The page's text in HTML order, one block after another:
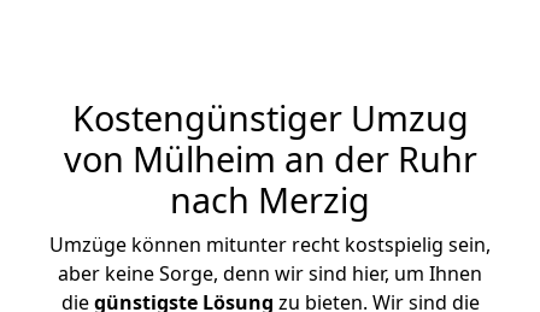
Kostengünstiger Umzug
von Mülheim an der Ruhr
nach Merzig
Umzüge können mitunter recht kostspielig sein,
aber keine Sorge, denn wir sind hier, um Ihnen
diegünstigste Lösung zu bieten. Wir sind die